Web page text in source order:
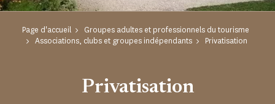
Page d'accueil
Groupes adultes et professionnels du tourisme
Associations, clubs et groupes indépendants
Privatisation
Privatisation